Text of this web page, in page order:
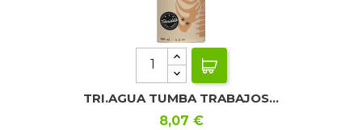
TRI.AGUA TUMBA TRABAJOS...
Precio
8,07 €